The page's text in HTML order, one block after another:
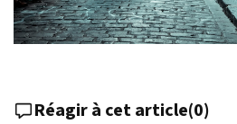
Réagir à cet article(0)